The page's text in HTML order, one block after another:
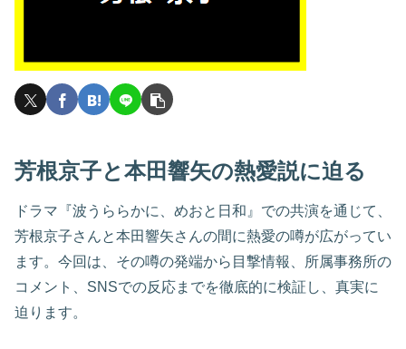
芳根京子と本田響矢の熱愛説に迫る
ドラマ『波うららかに、めおと日和』での共演を通じて、
芳根京子さんと本田響矢さんの間に熱愛の噂が広がってい
ます。今回は、その噂の発端から目撃情報、所属事務所の
コメント、SNSでの反応までを徹底的に検証し、真実に
迫ります。